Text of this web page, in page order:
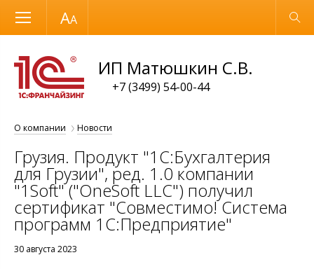
Размер шрифта Обычная версия
ИП Матюшкин С.В.
+7 (3499) 54-00-44
О компании Новости
Грузия. Продукт "1C:Бухгалтерия
для Грузии", ред. 1.0 компании
"1Soft" ("OneSoft LLC") получил
сертификат "Совместимо! Система
программ 1С:Предприятие"
30 августа 2023